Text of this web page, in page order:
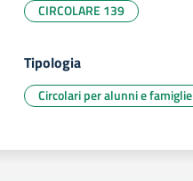
CIRCOLARE 139
Tipologia
Circolari per alunni e famiglie